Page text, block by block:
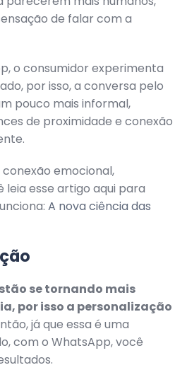
de falar com a
o consumidor experimenta
por isso, a conversa pelo
pouco mais informal,
de proximidade e conexão
emocional,
esse artigo aqui para
A nova ciência das
se tornando mais
por isso a personalização
já que essa é uma
com o WhatsApp, você